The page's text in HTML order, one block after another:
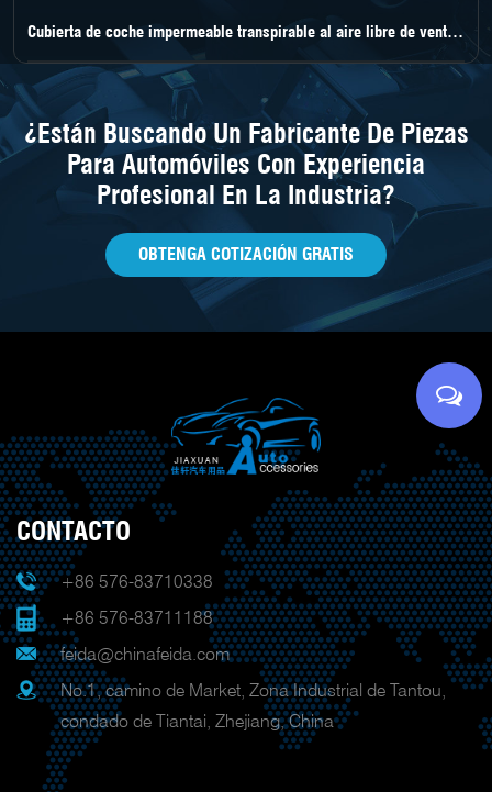
Cubierta de coche impermeable transpirable al aire libre de venta al por mayor
¿Están Buscando Un Fabricante De Piezas
Para Automóviles Con Experiencia
Profesional En La Industria?
OBTENGA COTIZACIÓN GRATIS
CONTACTO
+86 576-83710338
+86 576-83711188
feida@chinafeida.com
No.1, camino de Market, Zona Industrial de Tantou,
condado de Tiantai, Zhejiang, China